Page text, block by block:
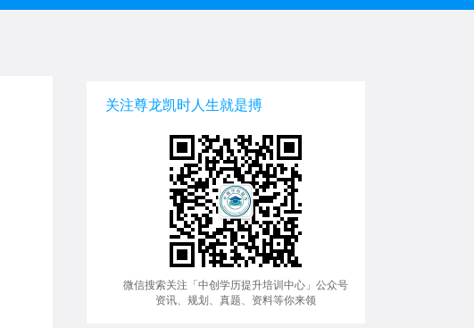
关注尊龙凯时人生就是搏
微信搜索关注「中创学历提升培训中心」公众号
资讯、规划、真题、资料等你来领